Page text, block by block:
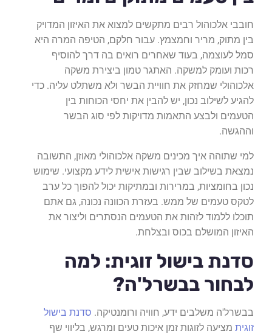
חובבי אלכוהול רבים מתקשים למצוא את האיזון המדויק
בין מתוק, מריר וחמצמץ. עבור חלקם, הטיפה המרה היא
סמל לעוצמה, בעוד שאחרים רואים בה דרך להוסיף
רכות ועומק למשקה. האתגר טמון ביצירת משקה
אלכוהולי שמחזק את חוויית הבשר ולא משתלט עליה. כדי
להגיע לשילוב נכון, יש להבין את יחסי הכוחות בין
הטעמים ולבצע התאמות מדויקות לפי סוג הבשר
וההגשה.
למי שתוהה איך מכינים משקה אלכוהולי מאוזן, התשובה
נמצאת בשילוב שבין רגישות אישית לידע מקצועי. שימוש
נכון בחומציות, במרירות ובמתיקות יכול להפוך כל ערב
לטקס טעמים של ממש. בעזרת הכוונה נכונה, גם אתם
תוכלו ללמוד לזהות את הטעמים הנסתרים וליצור את
האיזון המושלם בכוס ובצלחת.
סדנת בישול זוגית: למה
לבחור בבשרל'ה?
בבשרל'ה משלבים ידע, חוויה ורומנטיקה. סדנת בישול
זוגית מציעה לזוגות זמן איכות טעים ומרגש, בליווי שף